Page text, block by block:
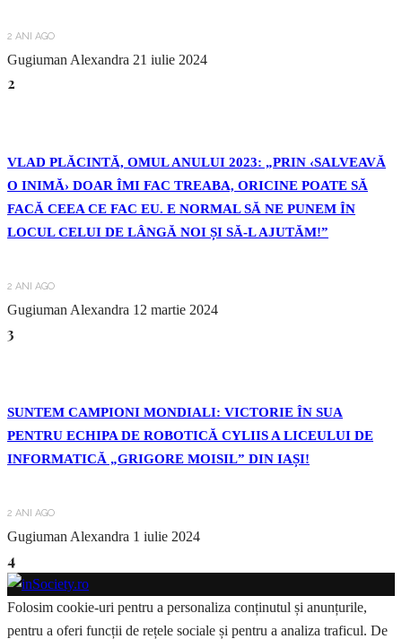
2 ANI AGO
Gugiuman Alexandra 21 iulie 2024
2
VLAD PLĂCINTĂ, OMUL ANULUI 2023: „PRIN ‹SALVEAVĂ
O INIMĂ› DOAR ÎMI FAC TREABA, ORICINE POATE SĂ
FACĂ CEEA CE FAC EU. E NORMAL SĂ NE PUNEM ÎN
LOCUL CELUI DE LÂNGĂ NOI ȘI SĂ-L AJUTĂM!”
2 ANI AGO
Gugiuman Alexandra 12 martie 2024
3
SUNTEM CAMPIONI MONDIALI: VICTORIE ÎN SUA
PENTRU ECHIPA DE ROBOTICĂ CYLIIS A LICEULUI DE
INFORMATICĂ „GRIGORE MOISIL” DIN IAȘI!
2 ANI AGO
Gugiuman Alexandra 1 iulie 2024
4
Folosim cookie-uri pentru a personaliza conținutul și anunțurile,
pentru a oferi funcții de rețele sociale și pentru a analiza traficul. De